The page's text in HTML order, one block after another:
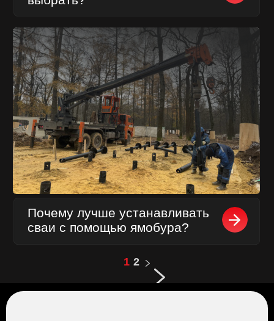
АДРЕС: Москва, Профсоюзная 57,
помещение 602
НАШ БЛОГ
ОТЗЫВЫ
КОНТАКТЫ
ПОЛИТИКА
КОНФИДЕНЦИАЛЬНОСТИ
Сайт разработала Капсула